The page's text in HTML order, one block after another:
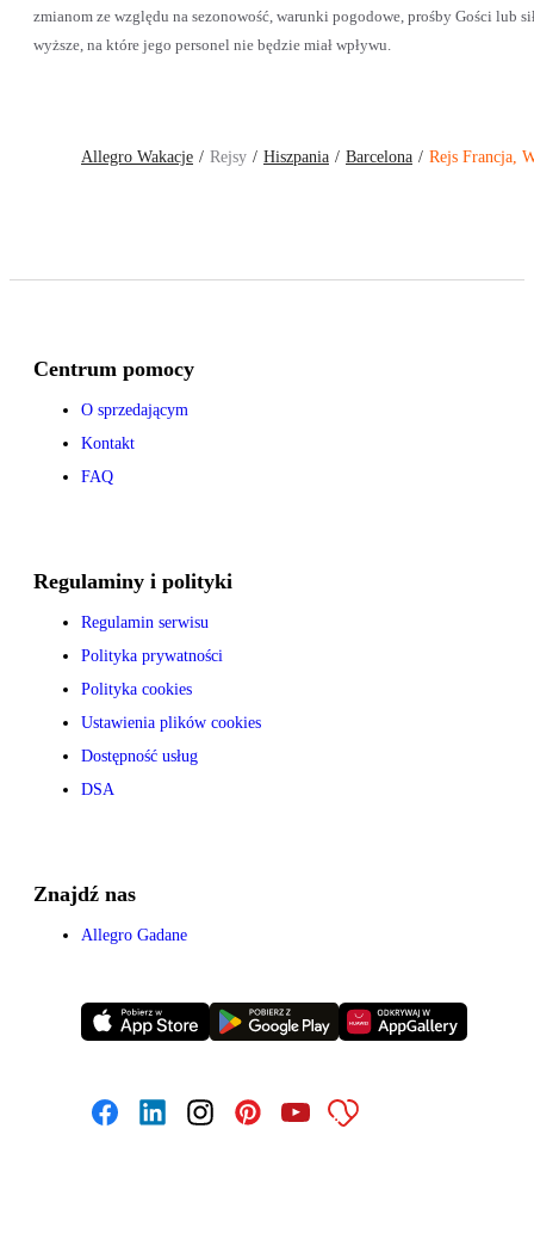
zmianom ze względu na sezonowość, warunki pogodowe, prośby Gości lub
wyższe, na które jego personel nie będzie miał wpływu.
Allegro Wakacje Rejsy Hiszpania Barcelona Rejs Francja,
Centrum pomocy
O sprzedającym
Kontakt
FAQ
Regulaminy i polityki
Regulamin serwisu
Polityka prywatności
Polityka cookies
Ustawienia plików cookies
Dostępność usług
DSA
Znajdź nas
Allegro Gadane